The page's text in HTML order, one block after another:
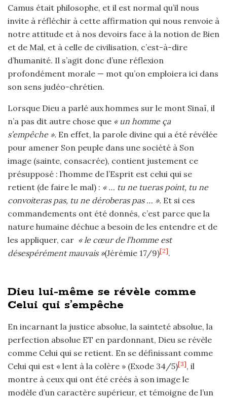
Camus était philosophe, et il est normal qu’il nous
invite à réfléchir à cette affirmation qui nous renvoie à
notre attitude et à nos devoirs face à la notion de Bien
et de Mal, et à celle de civilisation, c’est-à-dire
d’humanité. Il s’agit donc d’une réflexion
profondément morale — mot qu’on emploiera ici dans
son sens judéo-chrétien.
Lorsque Dieu a parlé aux hommes sur le mont Sinaï, il
n’a pas dit autre chose que « un homme ça
s’empêche ». En effet, la parole divine qui a été révélée
pour amener Son peuple dans une société à Son
image (sainte, consacrée), contient justement ce
présupposé : l’homme de l’Esprit est celui qui se
retient (de faire le mal) : « … tu ne tueras point, tu ne
convoiteras pas, tu ne déroberas pas … ». Et si ces
commandements ont été donnés, c’est parce que la
nature humaine déchue a besoin de les entendre et de
les appliquer, car « le cœur de l’homme est
désespérément mauvais »(Jérémie 17/9)[2].
Dieu lui-même se révèle comme
Celui qui s’empêche
En incarnant la justice absolue, la sainteté absolue, la
perfection absolue ET en pardonnant, Dieu se révèle
comme Celui qui se retient. En se définissant comme
Celui qui est « lent à la colère » (Exode 34/5)[3], il
montre à ceux qui ont été créés à son image le
modèle d’un caractère supérieur, et témoigne de l’un